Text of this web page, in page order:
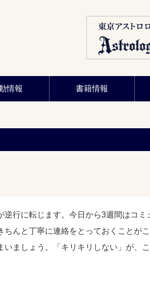
情報 書籍情報
行に転じます。今日から3週間はコ
んと丁寧に連絡をとっておくことが
ましょう。「キリキリしない」が、